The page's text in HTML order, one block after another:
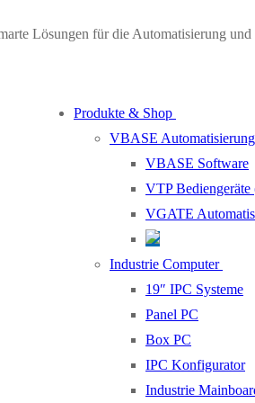
Lösungen für die Automatisierung
Produkte & Shop
VBASE
VBASE Software
VTP
VGATE
Industrie Computer
19″ IPC Systeme
Panel PC
Box PC
IPC Konfigurator
Industrie